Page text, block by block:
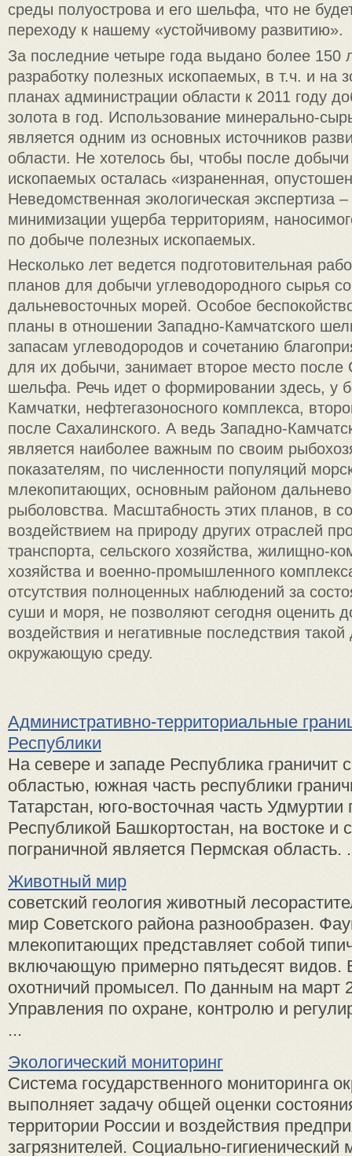
среды полуострова и его шельфа, что не
переходу к нашему «устойчивому развитию».
За последние четыре года выдано более 150
разработку полезных ископаемых, в т.ч. и на
планах администрации области к 2011 году
золота в год. Использование минерально-
является одним из основных источников
области. Не хотелось бы, чтобы после
ископаемых осталась «израненная,
Неведомственная экологическая экспертиза –
минимизации ущерба территориям,
по добыче полезных ископаемых.
Несколько лет ведется подготовительная
планов для добычи углеводородного сырья
дальневосточных морей. Особое
планы в отношении Западно-Камчатского
запасам углеводородов и сочетанию
для их добычи, занимает второе место после
шельфа. Речь идет о формировании здесь, у
Камчатки, нефтегазоносного комплекса,
после Сахалинского. А ведь Западно-
является наиболее важным по своим
показателям, по численности популяций
млекопитающих, основным районом
рыболовства. Масштабность этих планов, в
воздействием на природу других отраслей
транспорта, сельского хозяйства, жилищно-
хозяйства и военно-промышленного
отсутствия полноценных наблюдений за
суши и моря, не позволяют сегодня оценить
воздействия и негативные последствия такой
окружающую среду.
Административно-территориальные
Республики
На севере и западе Республика граничит
областью, южная часть республики
Татарстан, юго-восточная часть Удмуртии
Республикой Башкортостан, на востоке и
пограничной является Пермская область.
Животный мир
советский геология животный
мир Советского района разнообразен.
млекопитающих представляет собой
включающую примерно пятьдесят видов.
охотничий промысел. По данным на март
Управления по охране, контролю и
...
Экологический мониторинг
Система государственного мониторинга
выполняет задачу общей оценки
территории России и воздействия
загрязнителей. Социально-гигиенический